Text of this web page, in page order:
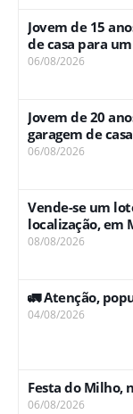
Jovem de 15
de casa para
06/08/2026
Jovem de 20
garagem de
06/08/2026
Vende-se um
localização, em
08/08/2026
🚛 Atenção,
04/08/2026
Festa do Milho,
06/08/2026